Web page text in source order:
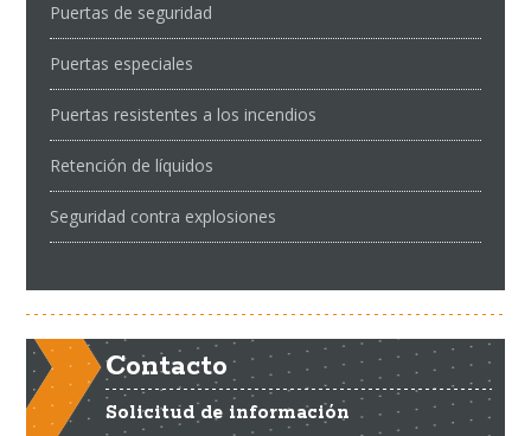
Puertas de seguridad
Puertas especiales
Puertas resistentes a los incendios
Retención de líquidos
Seguridad contra explosiones
Contacto
Solicitud de información